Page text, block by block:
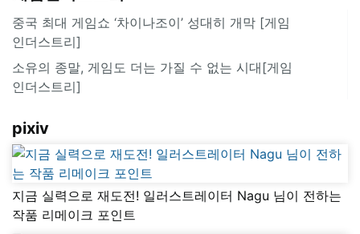
중국 최대 게임쇼 ‘차이나조이’ 성대히 개막 [게임
인더스트리]
소유의 종말, 게임도 더는 가질 수 없는 시대[게임
인더스트리]
pixiv
지금 실력으로 재도전! 일러스트레이터 Nagu 님이 전하는
작품 리메이크 포인트